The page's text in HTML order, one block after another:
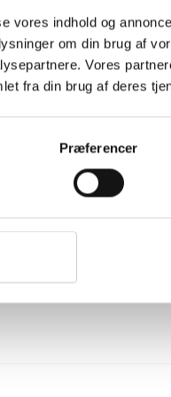
vores indhold og
om din brug af
Vores
fra din brug af deres
Præferencer
guide og
I den nordvestlige del
naturområde, nemlig
Thy). Dette
byder på et fantastisk